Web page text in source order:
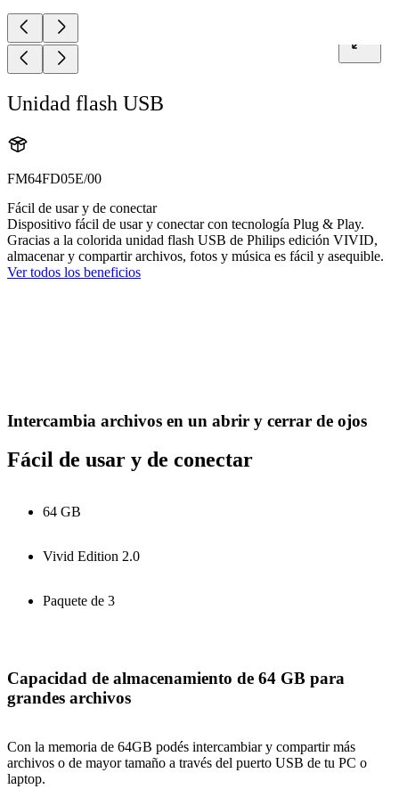
Unidad flash USB
FM64FD05E/00
Fácil de usar y de conectar
Dispositivo fácil de usar y conectar con tecnología Plug & Play.
Gracias a la colorida unidad flash USB de Philips edición VIVID,
almacenar y compartir archivos, fotos y música es fácil y asequible.
Ver todos los beneficios
Intercambia archivos en un abrir y cerrar de ojos
Fácil de usar y de conectar
64 GB
Vivid Edition 2.0
Paquete de 3
Capacidad de almacenamiento de 64 GB para
grandes archivos
Con la memoria de 64GB podés intercambiar y compartir más
archivos o de mayor tamaño a través del puerto USB de tu PC o
laptop.